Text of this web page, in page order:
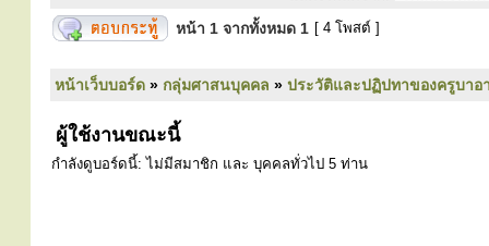
หน้า 1 จากทั้งหมด 1 [ 4 โพสต์ ]
หน้าเว็บบอร์ด » กลุ่มศาสนบุคคล » ประวัติและปฏิปทาของครูบาอ
ผู้ใช้งานขณะนี้
กำลังดูบอร์ดนี้: ไม่มีสมาชิก และ บุคคลทั่วไป 5 ท่าน